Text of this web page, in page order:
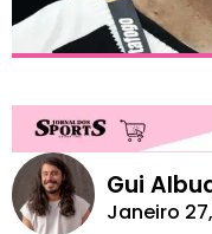
Gui
Janeiro